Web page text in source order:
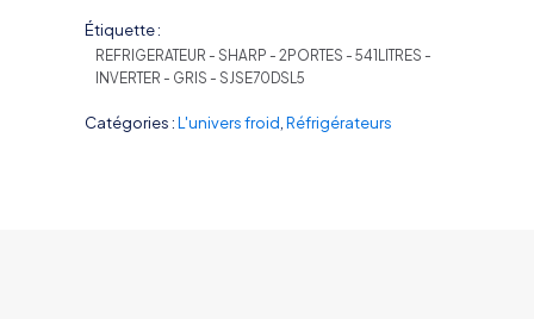
2PORTES
541LITRES
INVERTER
SJSE70DSL5
Étiquette :
REFRIGERATEUR - SHARP - 2PORTES - 541LITRES -
INVERTER - GRIS - SJSE70DSL5
Catégories :L'univers froid ,Réfrigérateurs